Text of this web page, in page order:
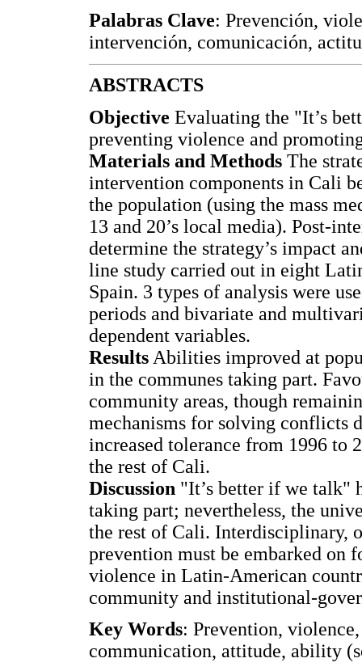
Palabras Clave: Prevención,
intervención, comunicación,
ABSTRACTS
Objective Evaluating the "It’s
preventing violence and
Materials and Methods The
intervention components in Cali
the population (using the mass
13 and 20’s local media). Post-
determine the strategy’s impact
line study carried out in eight
Spain. 3 types of analysis were
periods and bivariate and
dependent variables.
Results Abilities improved at
in the communes taking part.
community areas, though
mechanisms for solving conflicts
increased tolerance from 1996 to
the rest of Cali.
Discussion "It’s better if we talk"
taking part; nevertheless, the
the rest of Cali. Interdisciplinary,
prevention must be embarked on
violence in Latin-American
community and institutional-
Key Words: Prevention,
communication, attitude, ability